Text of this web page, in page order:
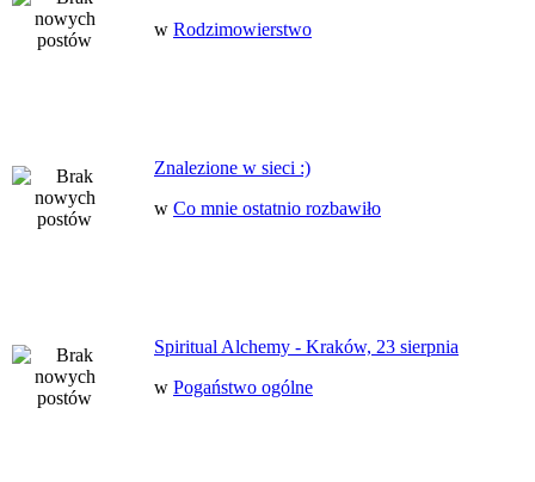
w Rodzimowierstwo
Znalezione w sieci :)
w Co mnie ostatnio rozbawiło
Spiritual Alchemy - Kraków, 23 sierpnia
w Pogaństwo ogólne